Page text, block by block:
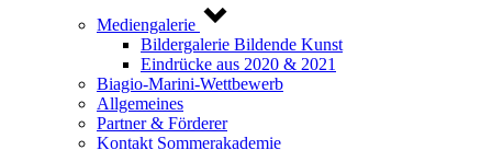
Mediengalerie
Bildergalerie Bildende Kunst
Eindrücke aus 2020 & 2021
Biagio-Marini-Wettbewerb
Allgemeines
Partner & Förderer
Kontakt Sommerakademie